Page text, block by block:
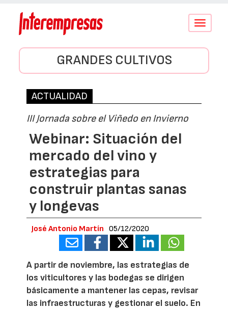
Conmutar
GRANDES CULTIVOS
ACTUALIDAD
III Jornada sobre el Viñedo en Invierno
Webinar: Situación del
mercado del vino y
estrategias para
construir plantas sanas
y longevas
José Antonio Martín 05/12/2020
A partir de noviembre, las estrategias de
los viticultores y las bodegas se dirigen
básicamente a mantener las cepas, revisar
las infraestructuras y gestionar el suelo. En